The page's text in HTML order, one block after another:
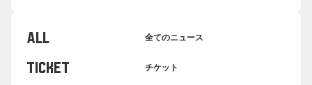
ALL 全てのニュース
TICKET チケット